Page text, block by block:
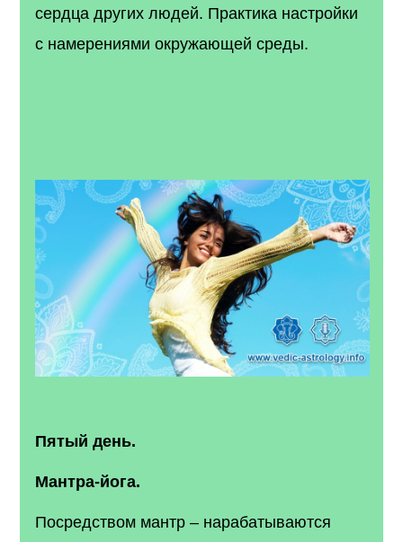
сердца других людей. Практика настройки
с намерениями окружающей среды.
Пятый день.
Мантра-йога.
Посредством мантр – нарабатываются